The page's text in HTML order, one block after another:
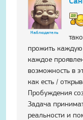
Наблюдатель
прожить каждую
каждое
возможность в
как есть /
Пробуждения
Задача
реальности и